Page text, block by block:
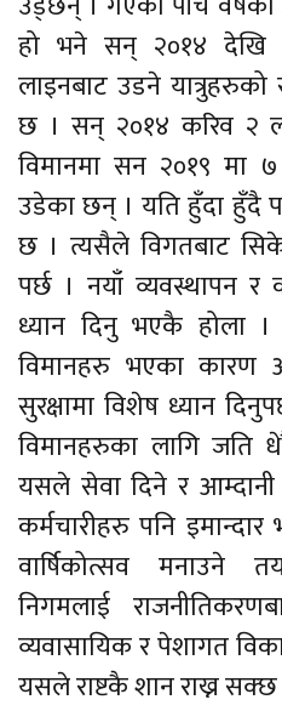
हो भने सन् २०१४ देखि
लाइनबाट उडने यात्रुहरुको
छ । सन् २०१४ करिव २
विमानमा सन २०१९ मा
उडेका छन् । यति हुँदा हुँदै
छ । त्यसैले विगतबाट सिकेर
पर्छ । नयाँ व्यवस्थापन र
ध्यान दिनु भएकै होला
विमानहरु भएका कारण
सुरक्षामा विशेष ध्यान
विमानहरुका लागि जति
यसले सेवा दिने र
कर्मचारीहरु पनि
वार्षिकोत्सव मनाउने
निगमलाई
व्यवासायिक र पेशागत
यसले राष्टकै शान राख्न सक्छ